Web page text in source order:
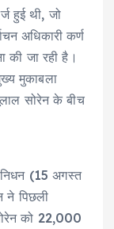
हुई थी, जो
अधिकारी कर्ण
की जा रही है।
मुकाबला
सोरेन के बीच
निधन (15 अगस्त
ने पिछली
को 22,000